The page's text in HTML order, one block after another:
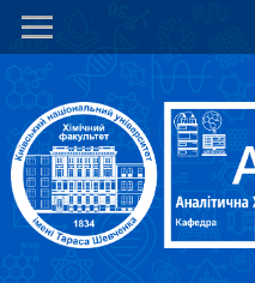
Перейти
до
вмісту
Skip to
navigation